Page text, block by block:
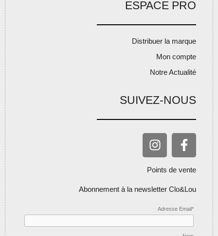
ESPACE PRO
Distribuer la marque
Mon compte
Notre Actualité
SUIVEZ-NOUS
Points de vente
Abonnement à la newsletter Clo&Lou
Adresse Email*